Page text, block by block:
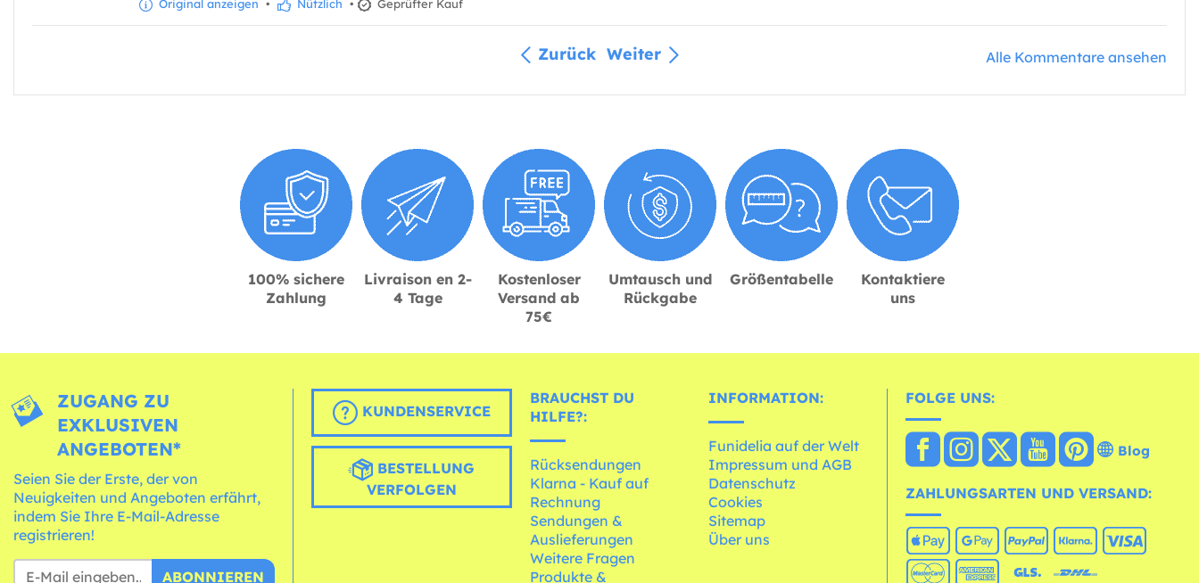
Original anzeigen • Nützlich • Geprüfter Kauf
Zurück Weiter Alle Kommentare ansehen
100% sichere
Zahlung
Livraison en 2-
4 Tage
Kostenloser
Versand ab
75€
Umtausch und
Rückgabe
Größentabelle
Kontaktiere
uns
ZUGANG ZU
EXKLUSIVEN
ANGEBOTEN*
Seien Sie der Erste, der von
Neuigkeiten und Angeboten erfährt,
indem Sie Ihre E-Mail-Adresse
registrieren!
ABONNIEREN
KUNDENSERVICE
BESTELLUNG
VERFOLGEN
BRAUCHST DU
HILFE?:
Rücksendungen
Klarna - Kauf auf
Rechnung
Sendungen &
Auslieferungen
Weitere Fragen
Produkte &
INFORMATION:
Funidelia auf der Welt
Impressum und AGB
Datenschutz
Cookies
Sitemap
Über uns
FOLGE UNS:
Blog
ZAHLUNGSARTEN UND VERSAND: